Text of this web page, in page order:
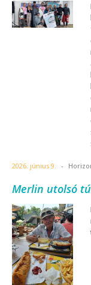
2026. június 9. -
Merlin utolsó